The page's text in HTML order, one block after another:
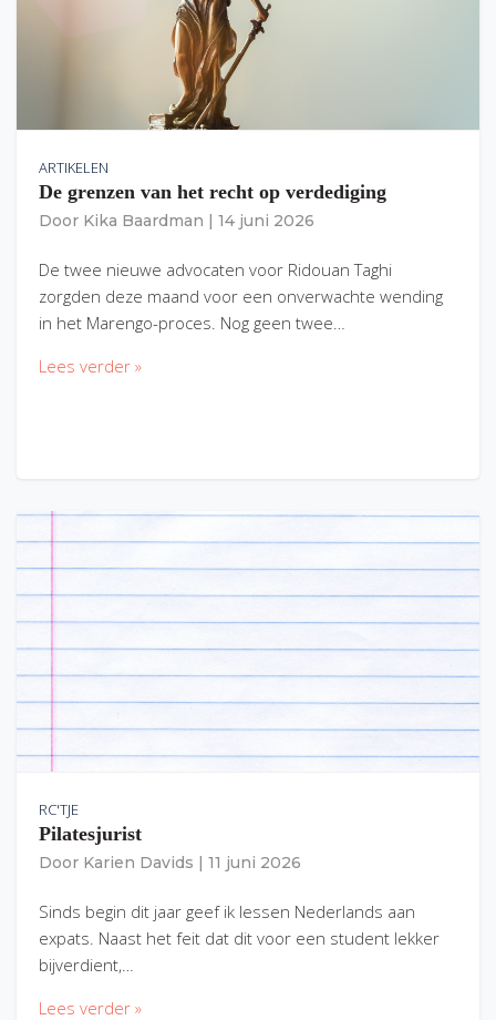
ARTIKELEN
De grenzen van het recht op verdediging
Door Kika Baardman 14 juni 2026
De twee nieuwe advocaten voor Ridouan Taghi
zorgden deze maand voor een onverwachte wending
in het Marengo-proces. Nog geen twee…
Lees verder »
RC'TJE
Pilatesjurist
Door Karien Davids 11 juni 2026
Sinds begin dit jaar geef ik lessen Nederlands aan
expats. Naast het feit dat dit voor een student lekker
bijverdient,…
Lees verder »